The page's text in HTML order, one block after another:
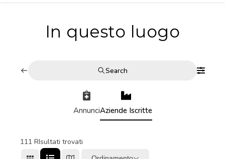
In questo luogo
Search
AnnunciAziende Iscritte
111 RIsultati trovati